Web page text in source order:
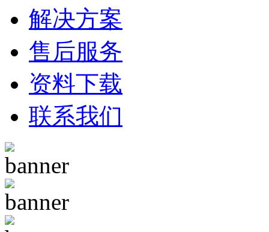
解决方案
售后服务
资料下载
联系我们